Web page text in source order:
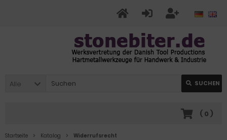
Alle SUCHEN
( 0 )
Startseite Katalog Widerrufsrecht